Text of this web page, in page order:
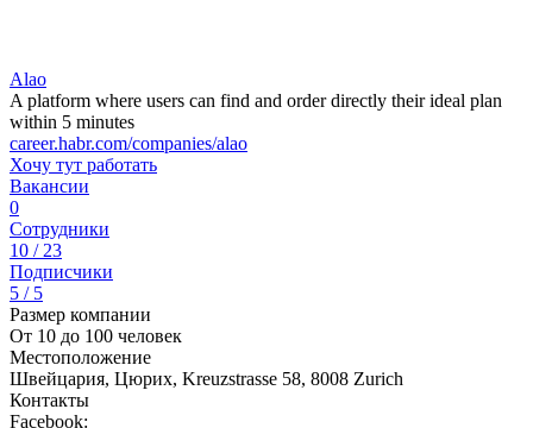
Alao
A platform where users can find and order directly their ideal plan
within 5 minutes
career.habr.com/companies/alao
Хочу тут работать
Вакансии
0
Сотрудники
10 / 23
Подписчики
5 / 5
Размер компании
От 10 до 100 человек
Местоположение
Швейцария, Цюрих, Kreuzstrasse 58, 8008 Zurich
Контакты
Facebook: